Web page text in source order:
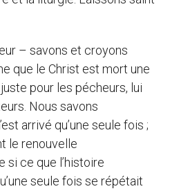
– savons et croyons
que le Christ est mort une
pour les pécheurs, lui
Nous savons
arrivé qu’une seule fois ;
le renouvelle
si ce que l’histoire
seule fois se répétait